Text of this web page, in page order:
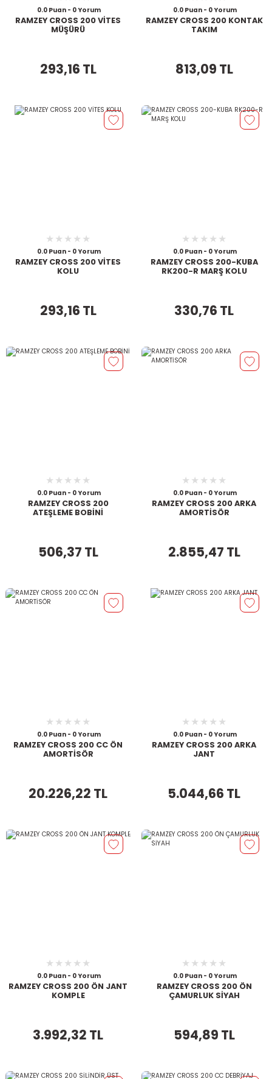
0.0 Puan - 0 Yorum
RAMZEY CROSS 200 VİTES
MÜŞÜRÜ
293,16 TL
0.0 Puan - 0 Yorum
RAMZEY CROSS 200 KONTAK
TAKIM
813,09 TL
0.0 Puan - 0 Yorum
RAMZEY CROSS 200 VİTES
KOLU
293,16 TL
0.0 Puan - 0 Yorum
RAMZEY CROSS 200-KUBA
RK200-R MARŞ KOLU
330,76 TL
0.0 Puan - 0 Yorum
RAMZEY CROSS 200
ATEŞLEME BOBİNİ
506,37 TL
0.0 Puan - 0 Yorum
RAMZEY CROSS 200 ARKA
AMORTİSÖR
2.855,47 TL
0.0 Puan - 0 Yorum
RAMZEY CROSS 200 CC ÖN
AMORTİSÖR
20.226,22 TL
0.0 Puan - 0 Yorum
RAMZEY CROSS 200 ARKA
JANT
5.044,66 TL
0.0 Puan - 0 Yorum
RAMZEY CROSS 200 ÖN JANT
KOMPLE
3.992,32 TL
0.0 Puan - 0 Yorum
RAMZEY CROSS 200 ÖN
ÇAMURLUK SİYAH
594,89 TL